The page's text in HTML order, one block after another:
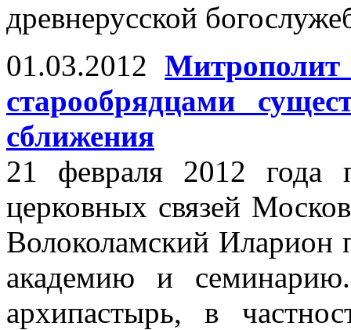
древнерусской
01.03.2012
старообрядцами
сближения
21 февраля 2012 года
церковных связей
Волоколамский Иларион
академию и
архипастырь, в